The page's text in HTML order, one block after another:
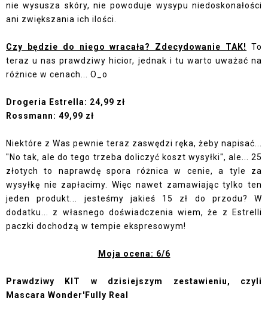
nie wysusza skóry, nie powoduje wysypu niedoskonałości
ani zwiększania ich ilości.
Czy będzie do niego wracała? Zdecydowanie TAK!
To
teraz u nas prawdziwy hicior, jednak i tu warto uważać na
różnice w cenach... O_o
Drogeria Estrella: 24,99 zł
Rossmann: 49,99 zł
Niektóre z Was pewnie teraz zaswędzi ręka, żeby napisać...
"No tak, ale do tego trzeba doliczyć koszt wysyłki", ale... 25
złotych to naprawdę spora różnica w cenie, a tyle za
wysyłkę nie zapłacimy. Więc nawet zamawiając tylko ten
jeden produkt... jesteśmy jakieś 15 zł do przodu? W
dodatku... z własnego doświadczenia wiem, że z Estrelli
paczki dochodzą w tempie ekspresowym!
Moja ocena: 6/6
Prawdziwy KIT w dzisiejszym zestawieniu, czyli
Mascara Wonder'Fully Real